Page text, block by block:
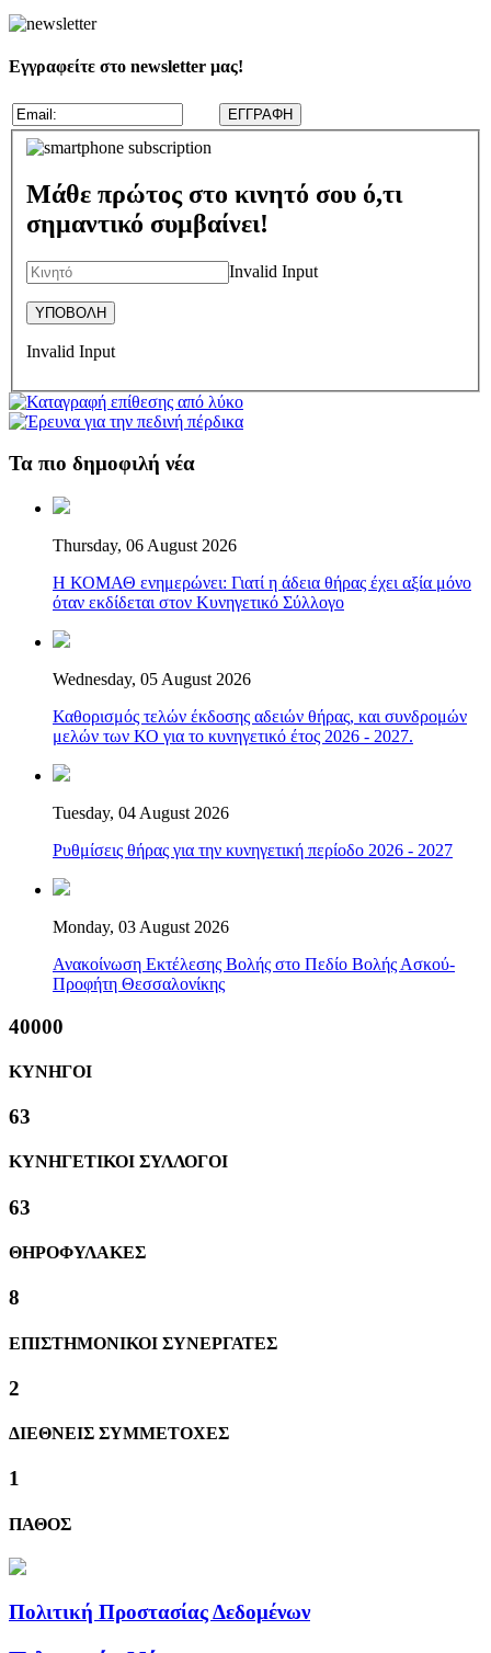
Εγγραφείτε στο newsletter μας!
Μάθε πρώτος στο κινητό σου ό,τι
σημαντικό συμβαίνει!
Invalid Input
Invalid Input
Τα πιο δημοφιλή νέα
Thursday, 06 August 2026
Η ΚΟΜΑΘ ενημερώνει: Γιατί η άδεια θήρας έχει αξία μόνο
όταν εκδίδεται στον Κυνηγετικό Σύλλογο
Wednesday, 05 August 2026
Καθορισμός τελών έκδοσης αδειών θήρας, και συνδρομών
μελών των ΚΟ για το κυνηγετικό έτος 2026 - 2027.
Tuesday, 04 August 2026
Ρυθμίσεις θήρας για την κυνηγετική περίοδο 2026 - 2027
Monday, 03 August 2026
Ανακοίνωση Εκτέλεσης Βολής στο Πεδίο Βολής Ασκού-
Προφήτη Θεσσαλονίκης
40000
ΚΥΝΗΓΟΙ
63
ΚΥΝΗΓΕΤΙΚΟΙ ΣΥΛΛΟΓΟΙ
63
ΘΗΡΟΦΥΛΑΚΕΣ
8
ΕΠΙΣΤΗΜΟΝΙΚΟΙ ΣΥΝΕΡΓΑΤΕΣ
2
ΔΙΕΘΝΕΙΣ ΣΥΜΜΕΤΟΧΕΣ
1
ΠΑΘΟΣ
Πολιτική Προστασίας Δεδομένων